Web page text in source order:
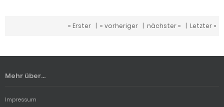
« Erster | « vorheriger | nächster » | Letzter »
Mehr über...
Impressum